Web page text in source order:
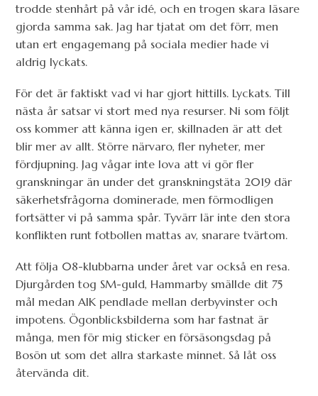
trodde stenhårt på vår idé, och en trogen skara läsare
gjorda samma sak. Jag har tjatat om det förr, men
utan ert engagemang på sociala medier hade vi
aldrig lyckats.
För det är faktiskt vad vi har gjort hittills. Lyckats. Till
nästa år satsar vi stort med nya resurser. Ni som följt
oss kommer att känna igen er, skillnaden är att det
blir mer av allt. Större närvaro, fler nyheter, mer
fördjupning. Jag vågar inte lova att vi gör fler
granskningar än under det granskningstäta 2019 där
säkerhetsfrågorna dominerade, men förmodligen
fortsätter vi på samma spår. Tyvärr lär inte den stora
konflikten runt fotbollen mattas av, snarare tvärtom.
Att följa 08-klubbarna under året var också en resa.
Djurgården tog SM-guld, Hammarby smällde dit 75
mål medan AIK pendlade mellan derbyvinster och
impotens. Ögonblicksbilderna som har fastnat är
många, men för mig sticker en försäsongsdag på
Bosön ut som det allra starkaste minnet. Så låt oss
återvända dit.